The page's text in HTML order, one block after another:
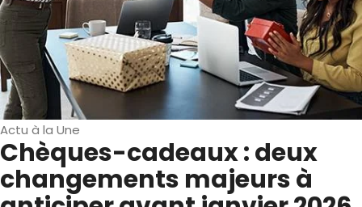
Actu à la Une
Chèques-cadeaux : deux
changements majeurs à